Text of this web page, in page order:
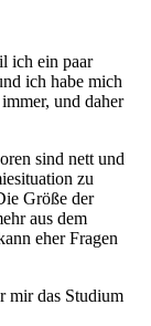
ich ein paar
ich habe mich
und daher
sind nett und
zu
Größe der
aus dem
eher Fragen
mir das Studium